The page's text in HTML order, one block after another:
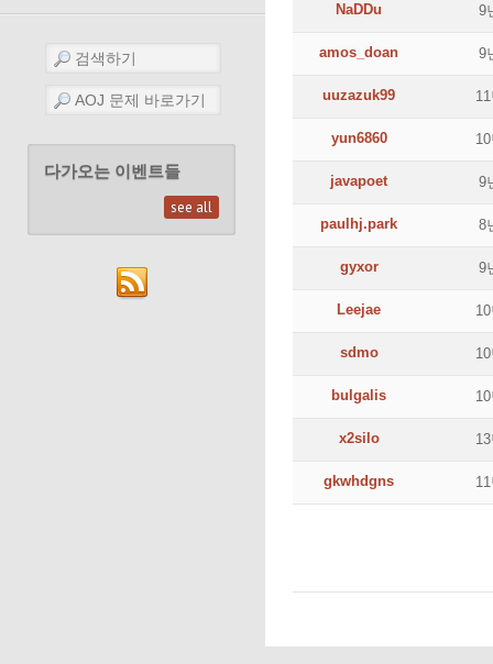
다가오는 이벤트들
see all
NaDDu 9
amos_doan 9
uuzazuk99
yun6860
javapoet 9
paulhj.park 8
gyxor 9
Leejae
sdmo
bulgalis
x2silo
gkwhdgns